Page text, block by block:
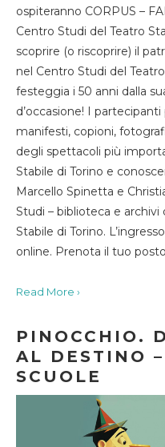
ospiteranno CORPUS –
Centro Studi del Teatro
scoprire (o riscoprire) il
nel Centro Studi del
festeggia i 50 anni dalla
d’occasione! I
manifesti, copioni,
degli spettacoli più
Stabile di Torino e
Marcello Spinetta e
Studi – biblioteca e archivi
Stabile di Torino.
online. Prenota il tuo posto
Read More ›
PINOCCHIO.
AL DESTINO
SCUOLE